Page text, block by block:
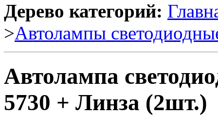
Дерево категорий:
>Автолампы
Автолампа
5730 + Линза (2шт.)